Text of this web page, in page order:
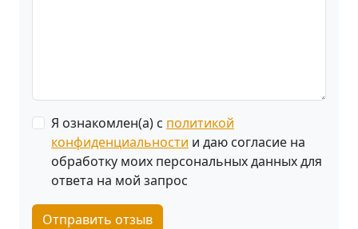
Я ознакомлен(а) с политикой
конфиденциальности и даю согласие на
обработку моих персональных данных для
ответа на мой запрос
Отправить отзыв